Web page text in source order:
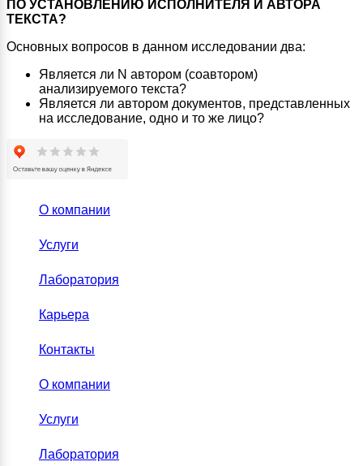
ПО УСТАНОВЛЕНИЮ ИСПОЛНИТЕЛЯ И АВТОРА
ТЕКСТА?
Основных вопросов в данном исследовании два:
Является ли N автором (соавтором)
анализируемого текста?
Является ли автором документов, представленных
на исследование, одно и то же лицо?
О компании
Услуги
Лаборатория
Карьера
Контакты
О компании
Услуги
Лаборатория